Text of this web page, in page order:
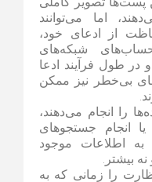
اما می‌توانند
از ادعای خود،
شبکه‌های
طول فرآیند ادعا
بی‌خطر نیز ممکن
را انجام می‌دهند،
انجام جستجوهای
به اطلاعات موجود
بیشتر.
را زمانی که به